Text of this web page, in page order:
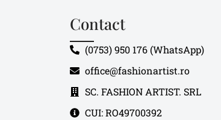
Contact
(0753) 950 176 (WhatsApp)
office@fashionartist.ro
SC. FASHION ARTIST. SRL
CUI: RO49700392